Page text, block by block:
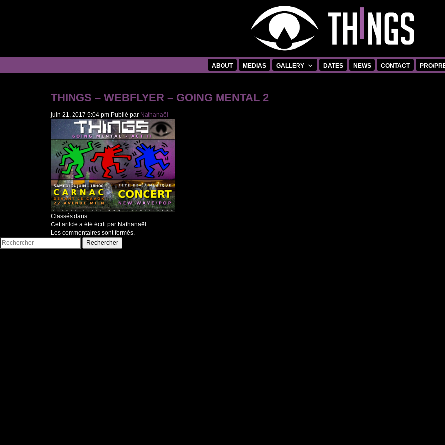
ABOUT MEDIAS GALLERY DATES NEWS CONTACT PRO/
THINGS – WEBFLYER – GOING MENTAL 2
juin 21, 2017 5:04 pm Publié par Nathanaël
Classés dans :
Cet article a été écrit par Nathanaël
Les commentaires sont fermés.
Rechercher